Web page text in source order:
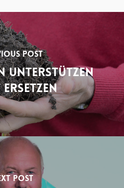
Post
Unterstützen
Post